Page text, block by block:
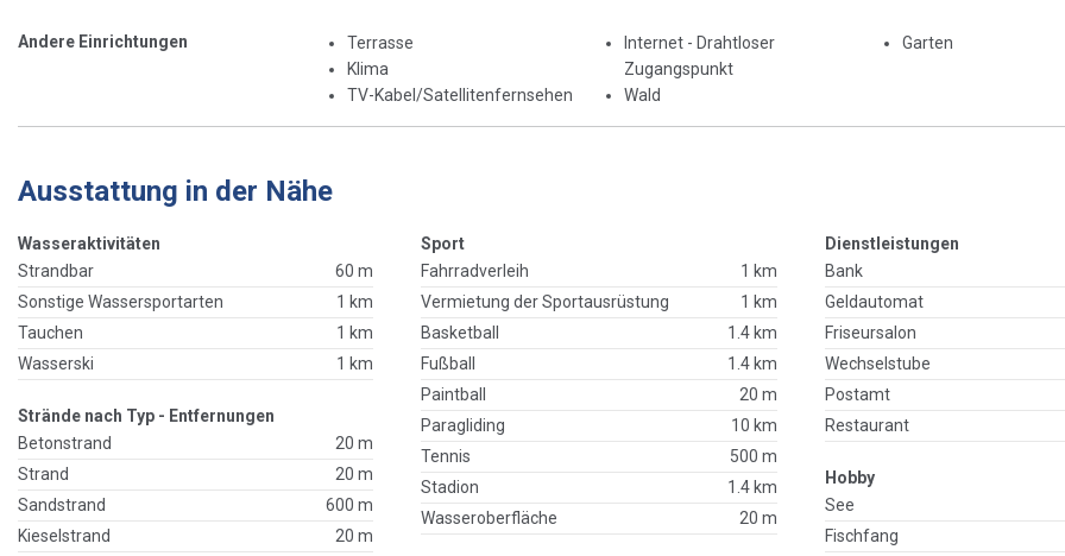
Andere Einrichtungen
Terrasse
Klima
TV-Kabel/Satellitenfernsehen
Internet - Drahtloser
Zugangspunkt
Wald
Garten
Ausstattung in der Nähe
Wasseraktivitäten
Strandbar
60 m
Sonstige Wassersportarten
1 km
Tauchen
1 km
Wasserski
1 km
Strände nach Typ - Entfernungen
Betonstrand
20 m
Strand
20 m
Sandstrand
600 m
Kieselstrand
20 m
Sport
Fahrradverleih
1 km
Vermietung der Sportausrüstung
1 km
Basketball
1.4 km
Fußball
1.4 km
Paintball
20 m
Paragliding
10 km
Tennis
500 m
Stadion
1.4 km
Wasseroberfläche
20 m
Dienstleistungen
Bank
Geldautomat
Friseursalon
Wechselstube
Postamt
Restaurant
Hobby
See
Fischfang